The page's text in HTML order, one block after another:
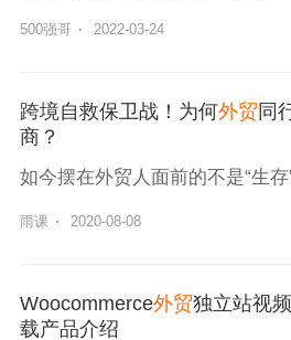
500强哥 · 2022-03-24
跨境自救保卫战！为何外贸 同
商？
如今摆在外贸人面前的不是“生存
雨课 · 2020-08-08
Woocommerce外贸独立站视
载产品介绍